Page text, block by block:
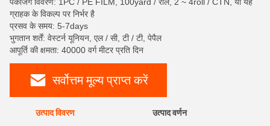
ग्राहक के विकल्प पर निर्भर है
प्रसव के समय: 5-7days
भुगतान शर्तें: वेस्टर्न यूनियन, एल / सी, टी / टी, पेपैल
आपूर्ति की क्षमता: 40000 वर्ग मीटर प्रति दिन
सर्वोत्तम मूल्य प्राप्त करें
उत्पाद विवरण उत्पाद वर्णन